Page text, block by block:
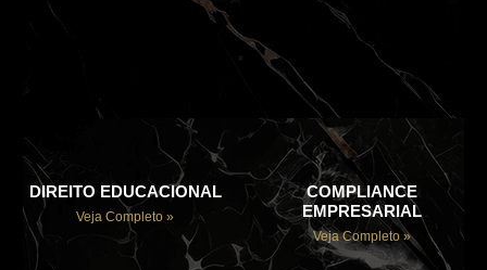
DIREITO EDUCACIONAL
Veja Completo »
COMPLIANCE
EMPRESARIAL
Veja Completo »